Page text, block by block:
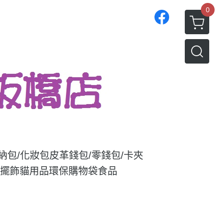
0
包/化妝包皮革錢包/零錢包/卡夾
飾貓用品環保購物袋食品